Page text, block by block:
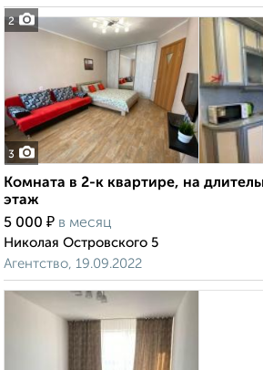
2
3
Комната в 2-к квартире, на
этаж
5 000 ₽ в месяц
Николая Островского 5
Агентство, 19.09.2022